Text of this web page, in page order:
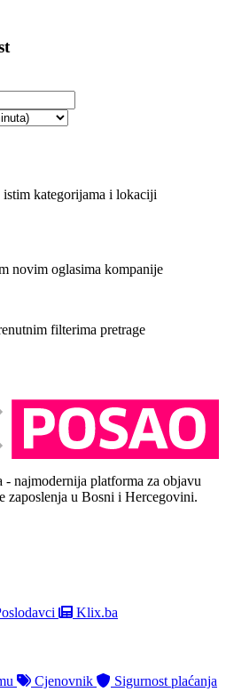
kategorijama i lokaciji
novim oglasima kompanije
filterima pretrage
najmodernija platforma za objavu
zaposlenja u Bosni i Hercegovini.
Klix.ba
Cjenovnik Sigurnost plaćanja